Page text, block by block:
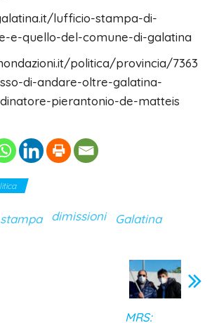
lufficio-stampa-di-
e-quello-del-comune-di-galatina
politica/provincia/7363
di-andare-oltre-galatina-
pierantonio-de-matteis
dimissioni
Galatina
MRS: